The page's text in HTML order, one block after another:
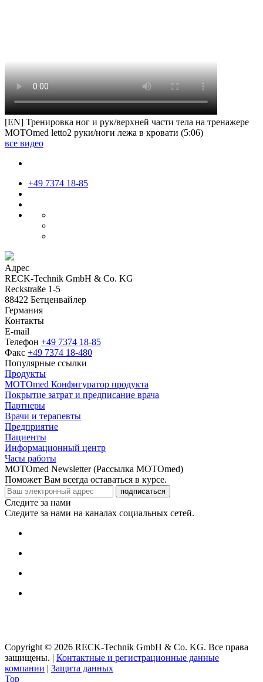
[EN] Тренировка ног и рук/верхней части тела на тренажере
MOTOmed letto2 руки/ноги лежа в кровати (5:06)
все видео
+49 7374 18-85
Адрес
RECK-Technik GmbH & Co. KG
Reckstraße 1-5
88422 Бетценвайлер
Германия
Контакты
E-mail
Телефон +49 7374 18-85
Факс +49 7374 18-480
Популярные ссылки
Продукты
MOTOmed Конфигуратор продукта
Покрытие затрат и предписание врача
Партнеры
Врачи и терапевты
Предприятие
Пациенты
Информационный центр
Часы работы
MOTOmed Newsletter (Рассылка MOTOmed)
Поможет Вам всегда оставаться в курсе.
подписаться
Следите за нами
Следите за нами на каналах социальных сетей.
Copyright © 2026 RECK-Technik GmbH & Co. KG. Все права
защищены. | Контактные и регистрационные данные
компании | Защита данных
Top